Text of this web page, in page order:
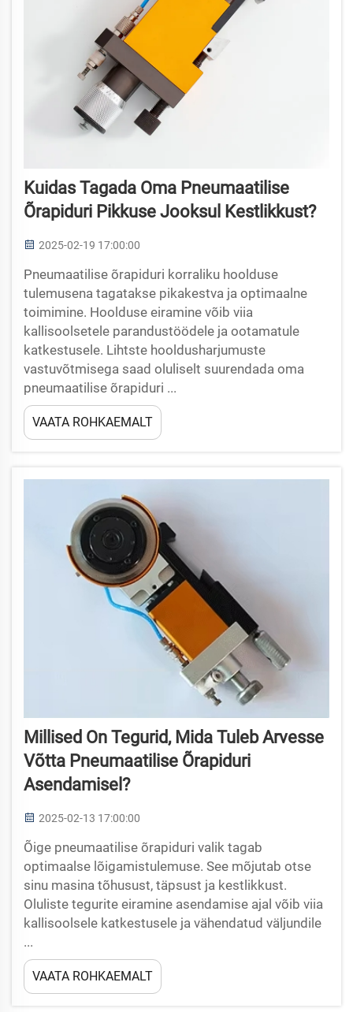
Kuidas Tagada Oma Pneumaatilise
Õrapiduri Pikkuse Jooksul Kestlikkust?
2025-02-19 17:00:00
Pneumaatilise õrapiduri korraliku hoolduse
tulemusena tagatakse pikakestva ja optimaalne
toimimine. Hoolduse eiramine võib viia
kallisoolsetele parandustöödele ja ootamatule
katkestusele. Lihtste hooldusharjumuste
vastuvõtmisega saad oluliselt suurendada oma
pneumaatilise õrapiduri ...
VAATA ROHKAEMALT
Millised On Tegurid, Mida Tuleb Arvesse
Võtta Pneumaatilise Õrapiduri
Asendamisel?
2025-02-13 17:00:00
Õige pneumaatilise õrapiduri valik tagab
optimaalse lõigamistulemuse. See mõjutab otse
sinu masina tõhusust, täpsust ja kestlikkust.
Oluliste tegurite eiramine asendamise ajal võib viia
kallisoolsele katkestusele ja vähendatud väljundile
...
VAATA ROHKAEMALT